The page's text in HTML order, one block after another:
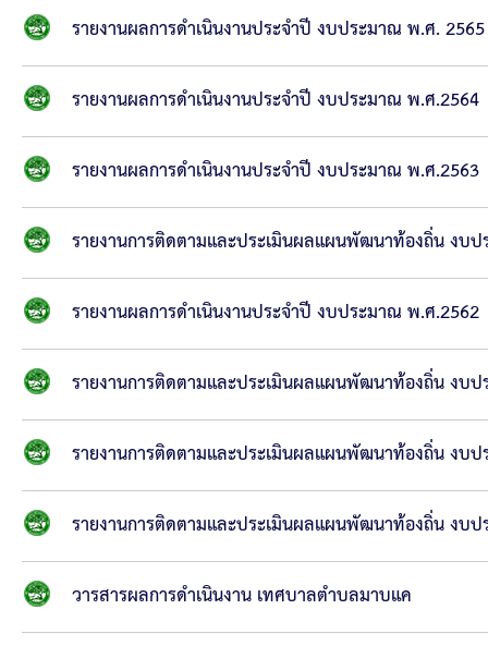
รายงานผลการดำเนินงานประจำปี งบประมาณ พ.ศ. 2565
รายงานผลการดำเนินงานประจำปี งบประมาณ พ.ศ.2564
รายงานผลการดำเนินงานประจำปี งบประมาณ พ.ศ.2563
รายงานการติดตามและประเมินผลแผนพัฒนาท้องถิ่น งบ
รายงานผลการดำเนินงานประจำปี งบประมาณ พ.ศ.2562
รายงานการติดตามและประเมินผลแผนพัฒนาท้องถิ่น งบ
รายงานการติดตามและประเมินผลแผนพัฒนาท้องถิ่น งบ
รายงานการติดตามและประเมินผลแผนพัฒนาท้องถิ่น งบ
วารสารผลการดำเนินงาน เทศบาลตำบลมาบแค